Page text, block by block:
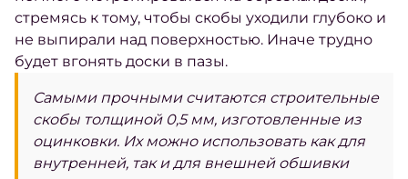
стремясь к тому, чтобы скобы уходили глубоко и
не выпирали над поверхностью. Иначе трудно
будет вгонять доски в пазы.
Самыми прочными считаются строительные
скобы толщиной 0,5 мм, изготовленные из
оцинковки. Их можно использовать как для
внутренней, так и для внешней обшивки